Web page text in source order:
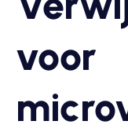
voor